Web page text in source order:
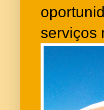
serviços